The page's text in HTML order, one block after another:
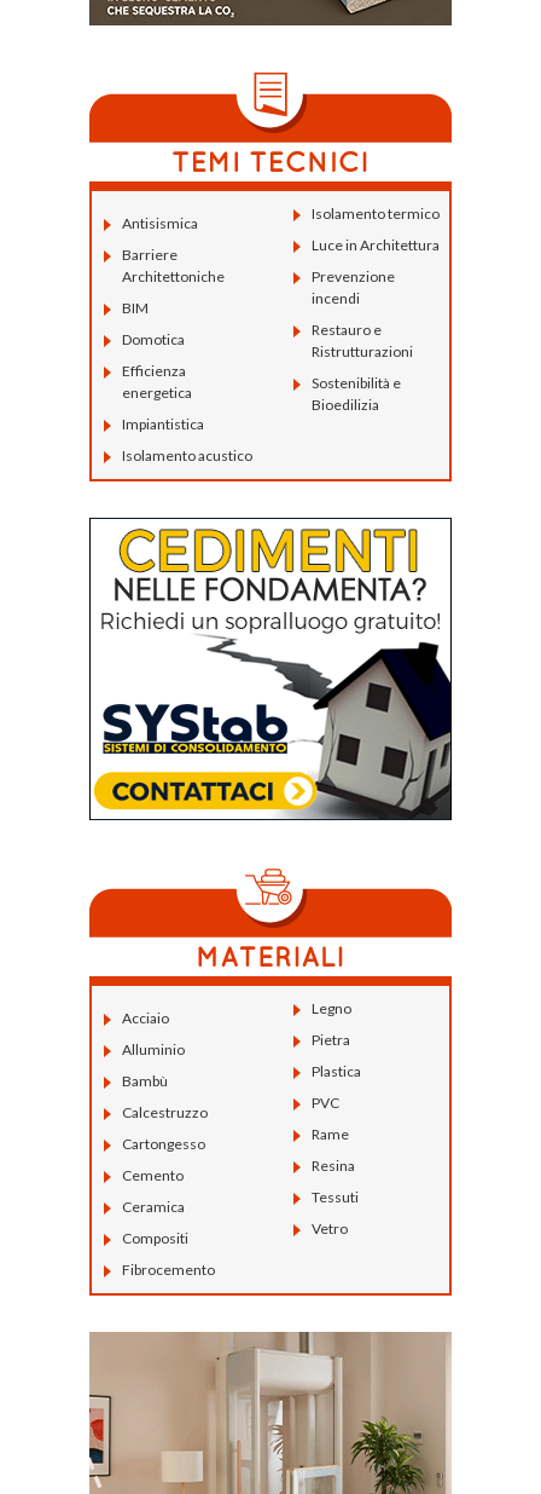
Antisismica
Barriere
Architettoniche
BIM
Domotica
Efficienza
energetica
Impiantistica
Isolamento acustico
Isolamento termico
Luce in Architettura
Prevenzione
incendi
Restauro e
Ristrutturazioni
Sostenibilità e
Bioedilizia
Acciaio
Alluminio
Bambù
Calcestruzzo
Cartongesso
Cemento
Ceramica
Compositi
Fibrocemento
Legno
Pietra
Plastica
PVC
Rame
Resina
Tessuti
Vetro